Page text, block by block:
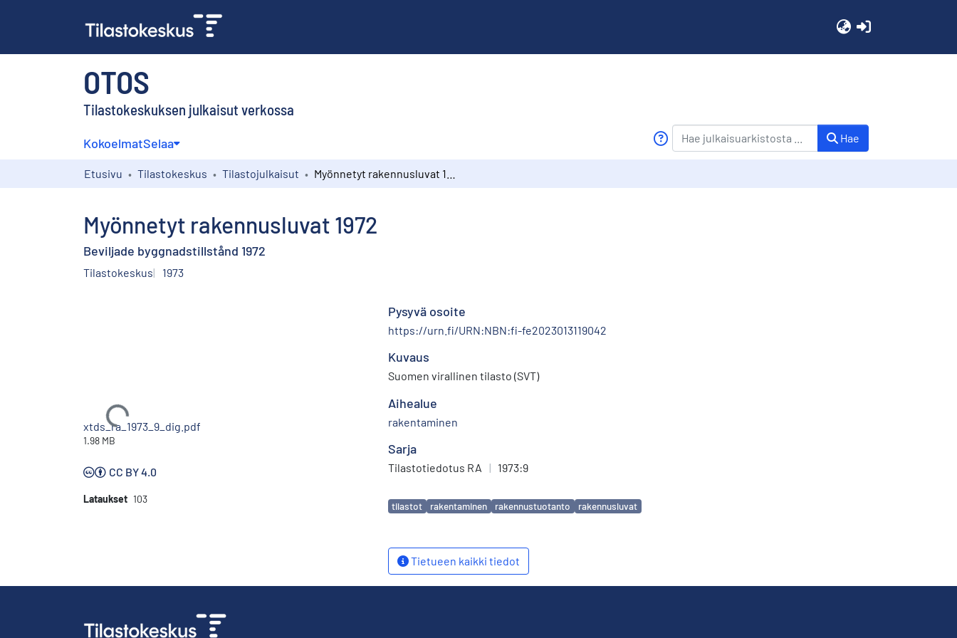
OTOS
Tilastokeskuksen julkaisut verkossa
KokoelmatSelaa Hae
Etusivu Tilastokeskus Tilastojulkaisut
Myönnetyt rakennusluvat 1972
Beviljade byggnadstillstånd 1972
Tilastokeskus 1973
Ladataan...
xtds_ra_1973_9_dig.pdf
1.98 MB
CC BY 4.0
Lataukset 103
Pysyvä osoite
https://urn.fi/URN:NBN:fi-fe2023013119042
Kuvaus
Suomen virallinen tilasto (SVT)
Aihealue
rakentaminen
Sarja
Tilastotiedotus RA | 1973:9
Avainsanat
tilastot rakentaminen rakennustuotanto rakennusluvat
Tietueen kaikki tiedot